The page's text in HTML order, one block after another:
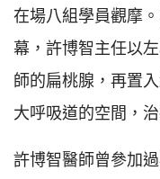
在場八組學員觀摩
幕，許博智主任以
師的扁桃腺，再置
大呼吸道的空間，
許博智醫師曾參加